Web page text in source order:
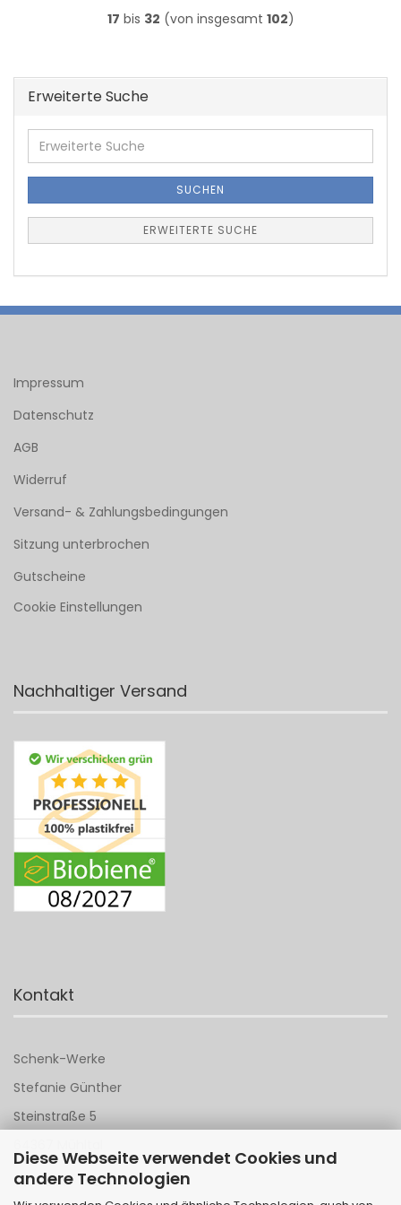
Diese Webseite verwendet Cookies und
andere Technologien
17 bis 32 (von insgesamt 102)
Erweiterte Suche
Erweiterte
Suche
SUCHEN
ERWEITERTE SUCHE
Impressum
Datenschutz
AGB
Widerruf
Versand- & Zahlungsbedingungen
Sitzung unterbrochen
Gutscheine
Cookie Einstellungen
Nachhaltiger Versand
Kontakt
Schenk-Werke
Stefanie Günther
Steinstraße 5
Tel 06151 - 148 142